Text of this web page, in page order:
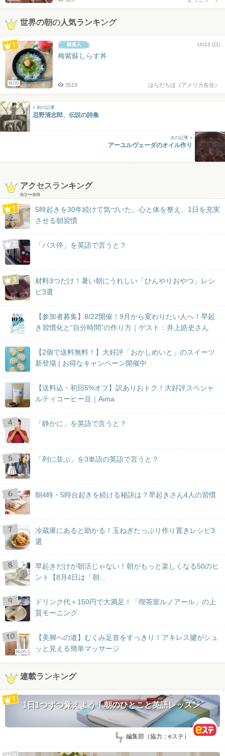
世界の朝の人気ランキング
BLOG
10/13 (日)
梅紫蘇しらす丼
はらだちほ（アメリカ在住）
3519
« 前の記事
忌野清志郎、伝説の詩集
次の記事 »
アーユルヴェーダのオイル作り
アクセスランキング
8/2〜8/8
5時起きを30年続けて気づいた。心と体を整え、1日を充実
させる朝習慣
「バス停」を英語で言うと？
材料3つだけ！暑い朝にうれしい「ひんやりおやつ」レシ
ピ3選
【参加者募集】8/22開催！9月から変わりたい人へ！早起
き習慣化と“自分時間”の作り方｜ゲスト：井上皓史さん
【2個で送料無料！】大好評「おかしめいと」のスイーツ
新登場 | お得なキャンペーン開催中
【送料込・初回5%オフ】訳ありおトク！大好評スペシャ
ルティコーヒー豆｜Aima
「静かに」を英語で言うと？
「列に並ぶ」を3単語の英語で言うと？
朝4時・5時台起きを続ける秘訣は？早起きさん4人の習慣
冷蔵庫にあると助かる！玉ねぎたっぷり作り置きレシピ3
選
早起きだけが朝活じゃない！朝がもっと楽しくなる50のヒ
ント【8月4日は「朝...
ドリンク代＋150円で大満足！「喫茶室ルノアール」の上
質モーニング
BLOG
【美脚への道】むくみ足首をすっきり！アキレス腱がシュ
ッと見える簡単マッサージ
連載ランキング
1日1つずつ覚えよう！朝のひとこと英語レッスン
by: 編集部（協力：eステ）